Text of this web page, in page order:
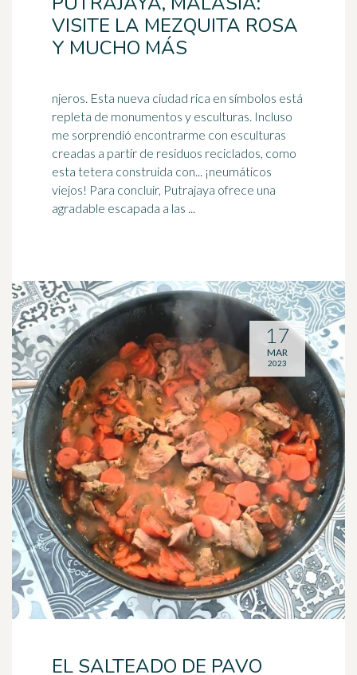
VISITE LA MEZQUITA ROSA
Y MUCHO MÁS
njeros. Esta nueva ciudad rica en símbolos está
repleta de monumentos y esculturas. Incluso
me sorprendió encontrarme con esculturas
creadas a partir de residuos reciclados, como
esta tetera construida con... ¡neumáticos
viejos! Para concluir, Putrajaya ofrece una
agradable escapada a las ...
EL SALTEADO DE PAVO
17
MAR
2023